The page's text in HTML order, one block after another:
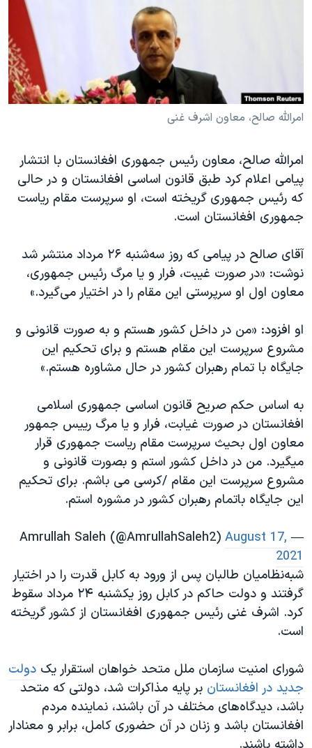
اسرائیل در جنگ
آرشیو پخش زنده
انتخابات ریاست جمهوری آمریکا ۲۰۲۴
حمله جمهوری اسلامی به اسرائیل
ورزش زنان در ایران
مجموعه مستندهای دادخواهی
تریبونال مردمی آبان ۹۸
دادگاه حمید نوری
قانون شفافیت دارائی کادر رهبری ایران
اعتراضات مردمی آبان ۹۸
نرگس محمدی برنده جایزه نوبل صلح
همایش محافظه‌کاران آمریکا «سی‌پک»
سفر پرزیدنت ترامپ به چین
زبانهای مختلف
امرالله صالح، معاون اشرف غنی
امرالله صالح، معاون رئیس جمهوری افغانستان با انتشار
پیامی اعلام کرد طبق قانون اساسی افغانستان و در حالی
که رئیس جمهوری گریخته است، او سرپرست مقام ریاست
جمهوری افغانستان است.
آقای صالح در پیامی که روز سه‌شنبه ۲۶ مرداد منتشر شد
نوشت: «در صورت غیبت، فرار و یا مرگ رئیس جمهوری،
معاون اول او سرپرستی این مقام را در اختیار می‌گیرد.»
او افزود: «من در داخل کشور هستم و به صورت قانونی و
مشروع سرپرست این مقام هستم و برای تحکیم این
جایگاه با تمام رهبران کشور در حال مشاوره هستم.»
به اساس حکم صریح قانون اساسی جمهوری اسلامی
افغانستان در صورت غیابت، فرار و یا مرگ رییس جمهور
معاون اول بحیث سرپرست مقام ریاست جمهوری قرار
میگیرد. من در داخل کشور استم و بصورت قانونی و
مشروع سرپرست این مقام /کرسی می باشم. برای تحکیم
این جایگاه باتمام رهبران کشور در مشوره استم.
— Amrullah Saleh (@AmrullahSaleh2)
August 17,
2021
شبه‌نظامیان طالبان پس از ورود به کابل قدرت را در اختیار
گرفتند و دولت حاکم در کابل روز یکشنبه ۲۴ مرداد سقوط
کرد. اشرف غنی رئیس جمهوری افغانستان از کشور گریخته
است.
شورای امنیت سازمان ملل متحد خواهان استقرار یک دولت
جدید در افغانستان بر پایه مذاکرات شد، دولتی که متحد
باشد، دیدگاه‌های مختلف در آن باشند، نماینده مردم
افغانستان باشد و زنان در آن حضوری کامل، برابر و معنادار